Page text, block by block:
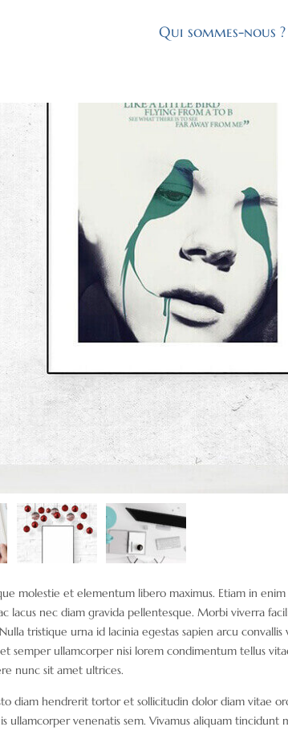
Qui sommes-nous ?
molestie et elementum libero maximus. Etiam in enim
lacus nec diam gravida pellentesque. Morbi viverra
tristique urna id lacinia egestas sapien arcu convallis
semper ullamcorper nisi lorem condimentum tellus
nunc sit amet ultrices.
diam hendrerit tortor et sollicitudin dolor diam vitae
ullamcorper venenatis sem. Vivamus aliquam tincidunt